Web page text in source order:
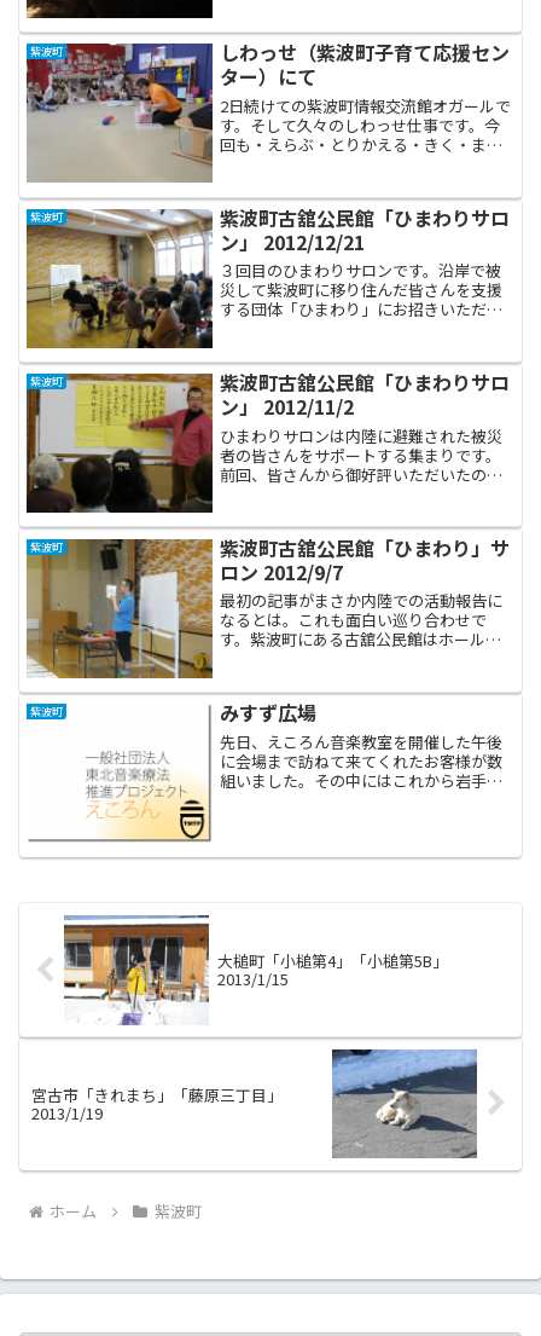
さぷりは、障がいのある...
紫波町
しわっせ（紫波町子育て応援セン
ター）にて
2日続けての紫波町情報交流館オガールで
す。そして久々のしわっせ仕事です。今
回も・えらぶ・とりかえる・きく・まね
ました。集まってきてくれた子供と母親
（祖母）は初めての参加...
紫波町
紫波町古舘公民館「ひまわりサロ
ン」 2012/12/21
３回目のひまわりサロンです。沿岸で被
災して紫波町に移り住んだ皆さんを支援
する団体「ひまわり」にお招きいただい
動をそのまま疑問も持たずに再現してい
ましたが、はたと気付きま...
紫波町
紫波町古舘公民館「ひまわりサロ
ン」 2012/11/2
ひまわりサロンは内陸に避難された被災
者の皆さんをサポートする集まりです。
前回、皆さんから御好評いただいたので
で発音練習をしました。節回しは場所に
よって微妙に異なるようで...
紫波町
紫波町古舘公民館「ひまわり」サ
ロン 2012/9/7
最初の記事がまさか内陸での活動報告に
なるとは。これも面白い巡り合わせで
す。紫波町にある古舘公民館はホールそ
でサンダーバードのようにゴゴゴと自動
的に折りたたまれ収納される...
紫波町 みすず広場
先日、えころん音楽教室を開催した午後
に会場まで訪ねて来てくれたお客様が数
組いました。その中にはこれから岩手県
います。ホームページには...
大槌町「小槌第4」「小槌第5B」
2013/1/15
宮古市「きれまち」「藤原三丁目」
2013/1/19
ホーム 紫波町